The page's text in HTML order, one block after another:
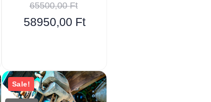
65500,00Ft
58950,00 Ft
Sale!